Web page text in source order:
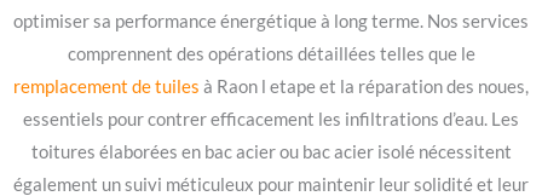
optimiser sa performance énergétique à long terme. Nos services
comprennent des opérations détaillées telles que le
remplacement de tuiles à Raon l etape et la réparation des noues,
essentiels pour contrer efficacement les infiltrations d’eau. Les
toitures élaborées en bac acier ou bac acier isolé nécessitent
également un suivi méticuleux pour maintenir leur solidité et leur